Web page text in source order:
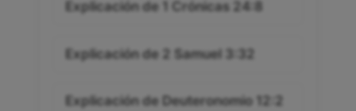
Explicación de 1 Crónicas 24:8
Explicación de 2 Samuel 3:32
Explicación de Deuteronomio 12:2